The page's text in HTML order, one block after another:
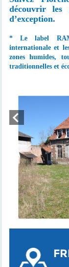
découvrir les
d’exception.
* Le label
internationale et
zones humides,
traditionnelles et